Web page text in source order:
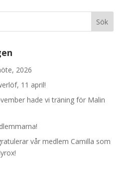
2026
11 april!
hade vi träning för Malin
vår medlem Camilla som